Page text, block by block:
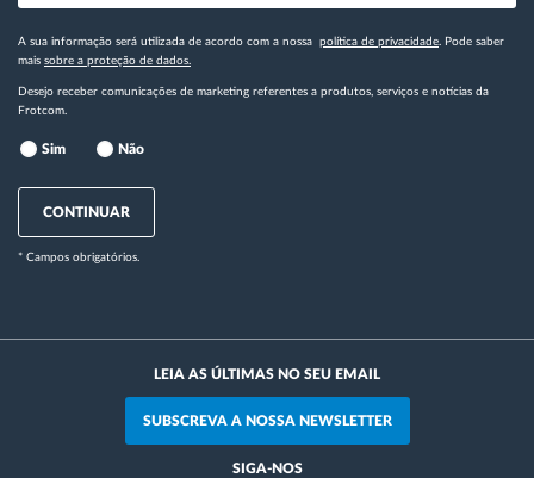
A sua informação será utilizada de acordo com a nossa política de privacidade . Pode saber
mais sobre a proteção de dados.
Desejo receber comunicações de marketing referentes a produtos, serviços e notícias da
Frotcom.
Sim Não
CONTINUAR
* Campos obrigatórios.
LEIA AS ÚLTIMAS NO SEU EMAIL
SUBSCREVA A NOSSA NEWSLETTER
SIGA-NOS